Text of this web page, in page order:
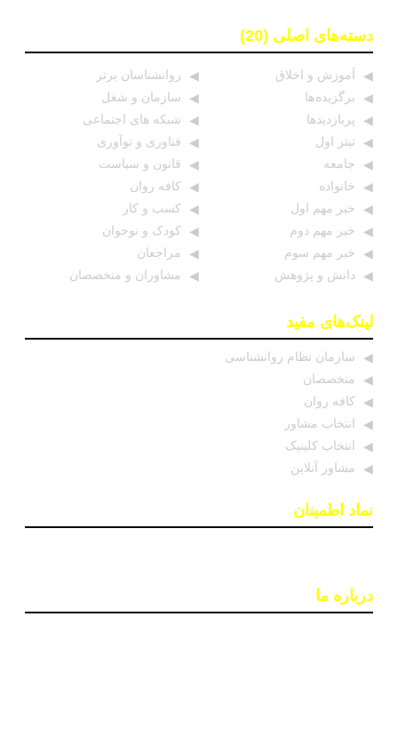
دسته‌های اصلی (20)
آموزش و اخلاق
برگزیده ها
پربازدیدها
تیتر اول
جامعه
خانواده
خبر مهم اول
خبر مهم دوم
خبر مهم سوم
دانش و پژوهش
روانشناسان برتر
سازمان و شغل
شبکه های اجتماعی
فناوری و نوآوری
قانون و سیاست
کافه روان
کسب و کار
کودک و نوجوان
مراجعان
مشاوران و متخصصان
لینک‌های مفید
سازمان نظام روانشناسی
متخصصان
کافه روان
انتخاب مشاور
انتخاب کلینیک
مشاور آنلاین
نماد اطمینان
درباره ما